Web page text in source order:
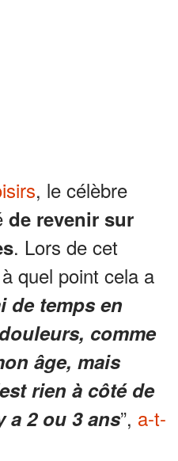
, le célèbre
de revenir sur
. Lors de cet
quel point cela a
de temps en
comme
âge, mais
rien à côté de
a 2 ou 3 ans”, a-t-